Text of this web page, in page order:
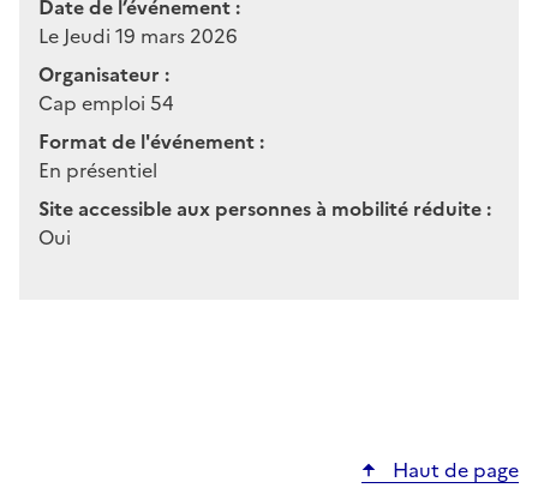
Date de l’événement :
Le Jeudi 19 mars 2026
Organisateur :
Cap emploi 54
Format de l'événement :
En présentiel
Site accessible aux personnes à mobilité réduite :
Oui
Haut de page